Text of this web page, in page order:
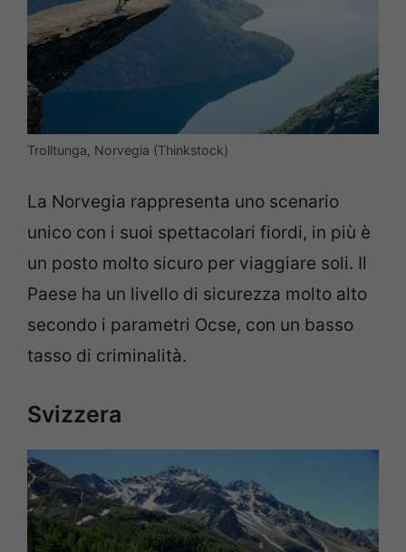
Trolltunga, Norvegia (Thinkstock)
La Norvegia rappresenta uno scenario
unico con i suoi spettacolari fiordi, in più è
un posto molto sicuro per viaggiare soli. Il
Paese ha un livello di sicurezza molto alto
secondo i parametri Ocse, con un basso
tasso di criminalità.
Svizzera